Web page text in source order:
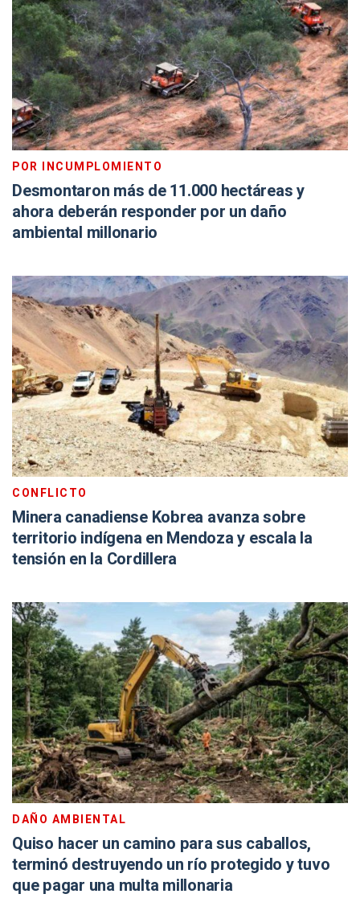
POR INCUMPLOMIENTO
Desmontaron más de 11.000 hectáreas y
ahora deberán responder por un daño
ambiental millonario
CONFLICTO
Minera canadiense Kobrea avanza sobre
territorio indígena en Mendoza y escala la
tensión en la Cordillera
DAÑO AMBIENTAL
Quiso hacer un camino para sus caballos,
terminó destruyendo un río protegido y tuvo
que pagar una multa millonaria